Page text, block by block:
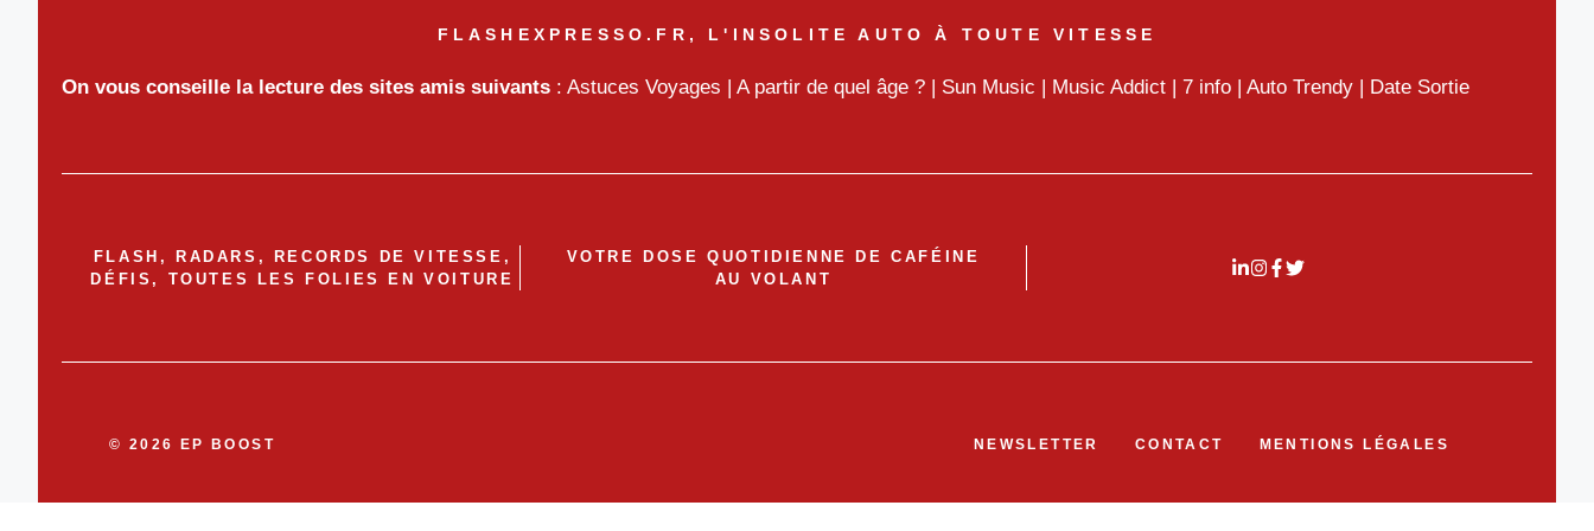
FLASHEXPRESSO.FR, L'INSOLITE AUTO À TOUTE VITESSE
On vous conseille la lecture des sites amis suivants : Astuces Voyages | A partir de quel âge ? | Sun Music | Music Addict | 7 info | Auto Trendy | Date Sortie
FLASH, RADARS, RECORDS DE VITESSE,
DÉFIS, TOUTES LES FOLIES EN VOITURE
VOTRE DOSE QUOTIDIENNE DE CAFÉINE
AU VOLANT
© 2026 EP BOOST NEWSLETTER CONTACT MENTIONS LÉGALES